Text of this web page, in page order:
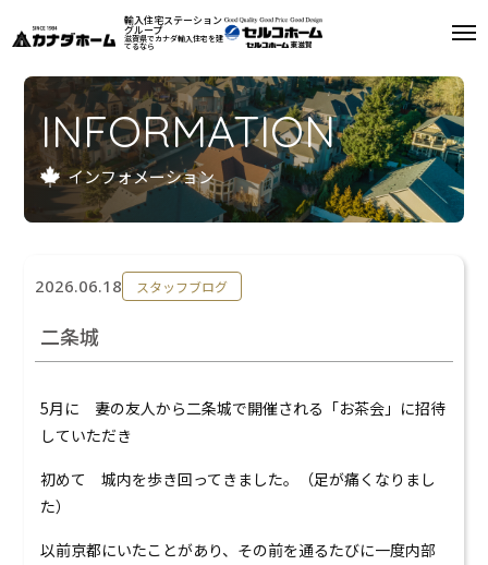
輸入住宅ステーション
グループ
滋賀県でカナダ輸入住宅を建
てるなら
私たちについて
モデルハウス
インフォメーション
会社案内
リフォーム
来場予約 資料請求
09:00-18:00 水定休
INFORMATION
インフォメーション
2026.06.18 スタッフブログ
二条城
5月に 妻の友人から二条城で開催される「お茶会」に招待
していただき
初めて 城内を歩き回ってきました。（足が痛くなりまし
た）
以前京都にいたことがあり、その前を通るたびに一度内部